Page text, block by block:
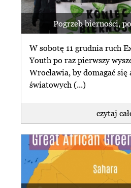
Pogrzeb bierności,
W sobotę 11 grudnia ruch
Youth po raz pierwszy
Wrocławia, by domagać się
światowych (...)
czytaj